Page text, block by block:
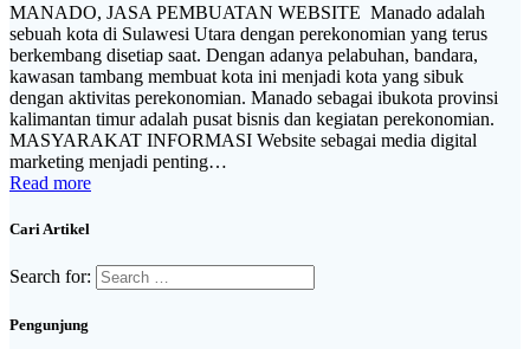
MANADO, JASA PEMBUATAN WEBSITE Manado adalah
sebuah kota di Sulawesi Utara dengan perekonomian yang terus
berkembang disetiap saat. Dengan adanya pelabuhan, bandara,
kawasan tambang membuat kota ini menjadi kota yang sibuk
dengan aktivitas perekonomian. Manado sebagai ibukota provinsi
kalimantan timur adalah pusat bisnis dan kegiatan perekonomian.
MASYARAKAT INFORMASI Website sebagai media digital
marketing menjadi penting…
Read more
Cari Artikel
Search for:
Pengunjung